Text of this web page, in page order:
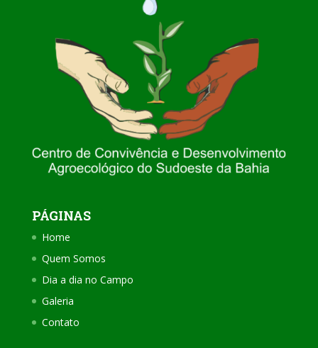
PÁGINAS
Home
Quem Somos
Dia a dia no Campo
Galeria
Contato